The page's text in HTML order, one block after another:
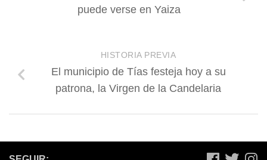
puede verse en Yaiza
HISTORIA PREVIA
El municipio de Tías festeja hoy a su
patrona, la Virgen de la Candelaria